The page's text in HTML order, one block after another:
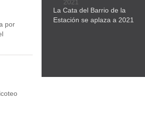
por
La Cata del Barrio de la
Estación se aplaza a 2021